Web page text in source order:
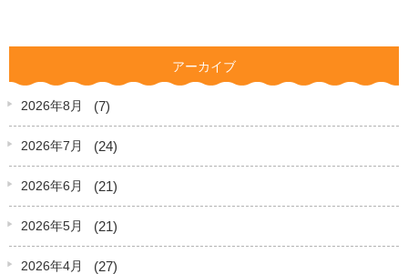
アーカイブ
2026年8月 (7)
2026年7月 (24)
2026年6月 (21)
2026年5月 (21)
2026年4月 (27)